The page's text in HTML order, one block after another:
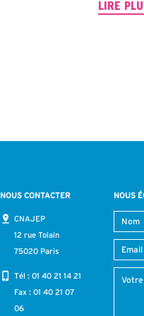
LIRE
NOUS CONTACTER
CNAJEP
12 rue Tolain
75020 Paris
Tél : 01 40 21 14 21
Fax : 01 40 21 07
06
NOUS